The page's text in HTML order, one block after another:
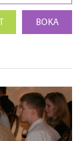
BOKA